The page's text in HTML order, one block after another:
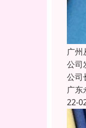
广州
公司
公司
广东
22-